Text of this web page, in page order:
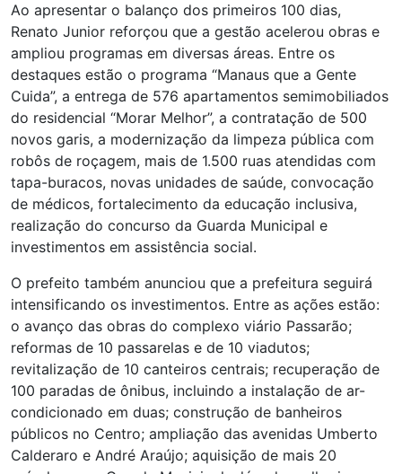
Ao apresentar o balanço dos primeiros 100 dias,
Renato Junior reforçou que a gestão acelerou obras e
ampliou programas em diversas áreas. Entre os
destaques estão o programa “Manaus que a Gente
Cuida”, a entrega de 576 apartamentos semimobiliados
do residencial “Morar Melhor”, a contratação de 500
novos garis, a modernização da limpeza pública com
robôs de roçagem, mais de 1.500 ruas atendidas com
tapa-buracos, novas unidades de saúde, convocação
de médicos, fortalecimento da educação inclusiva,
realização do concurso da Guarda Municipal e
investimentos em assistência social.
O prefeito também anunciou que a prefeitura seguirá
intensificando os investimentos. Entre as ações estão:
o avanço das obras do complexo viário Passarão;
reformas de 10 passarelas e de 10 viadutos;
revitalização de 10 canteiros centrais; recuperação de
100 paradas de ônibus, incluindo a instalação de ar-
condicionado em duas; construção de banheiros
públicos no Centro; ampliação das avenidas Umberto
Calderaro e André Araújo; aquisição de mais 20